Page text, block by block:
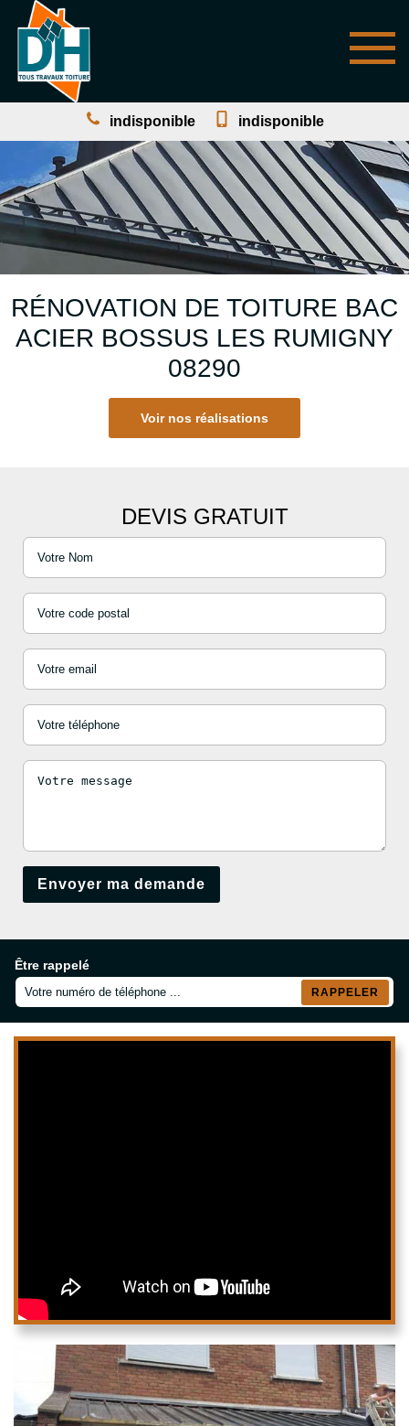
indisponible indisponible
RÉNOVATION DE TOITURE BAC
ACIER BOSSUS LES RUMIGNY
08290
Voir nos réalisations
DEVIS GRATUIT
Être rappelé